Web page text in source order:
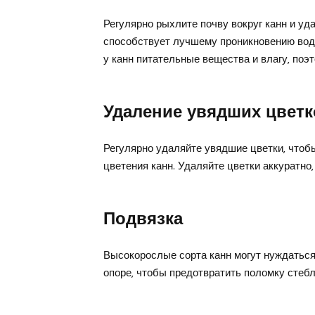
Регулярно рыхлите почву вокруг канн и
способствует лучшему проникновению
у канн питательные вещества и влагу‚
Удаление увядших
Регулярно удаляйте увядшие цветки‚
цветения канн. Удаляйте цветки
Подвязка
Высокорослые сорта канн могут
опоре‚ чтобы предотвратить поломку